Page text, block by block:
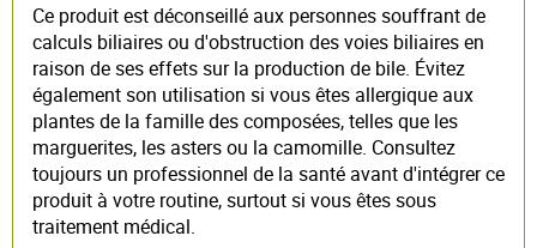
Ce produit est déconseillé aux personnes souffrant de
calculs biliaires ou d'obstruction des voies biliaires en
raison de ses effets sur la production de bile. Évitez
également son utilisation si vous êtes allergique aux
plantes de la famille des composées, telles que les
marguerites, les asters ou la camomille. Consultez
toujours un professionnel de la santé avant d'intégrer ce
produit à votre routine, surtout si vous êtes sous
traitement médical.